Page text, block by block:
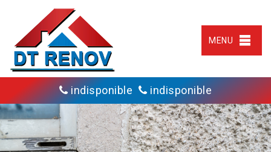
MENU
indisponible indisponible